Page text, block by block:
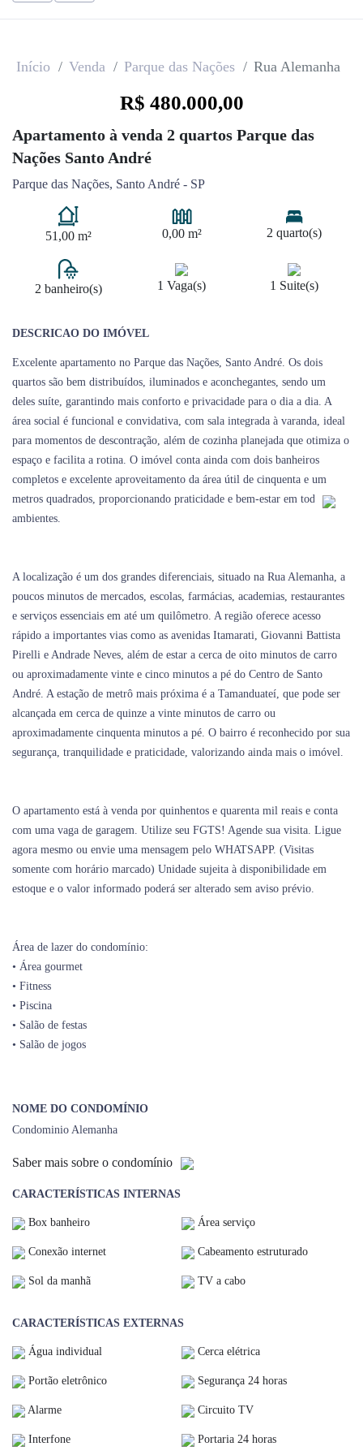
Início Venda Parque das Nações Rua Alemanha
R$ 480.000,00
Apartamento à venda 2 quartos Parque das
Nações Santo André
Parque das Nações, Santo André - SP
51,00 m² 0,00 m² 2 quarto(s)
2 banheiro(s) 1 Vaga(s) 1 Suite(s)
DESCRICAO DO IMÓVEL
Excelente apartamento no Parque das Nações, Santo André. Os dois
quartos são bem distribuídos, iluminados e aconchegantes, sendo um
deles suíte, garantindo mais conforto e privacidade para o dia a dia. A
área social é funcional e convidativa, com sala integrada à varanda, ideal
para momentos de descontração, além de cozinha planejada que otimiza o
espaço e facilita a rotina. O imóvel conta ainda com dois banheiros
completos e excelente aproveitamento da área útil de cinquenta e um
metros quadrados, proporcionando praticidade e bem-estar em todos os
ambientes.
A localização é um dos grandes diferenciais, situado na Rua Alemanha, a
poucos minutos de mercados, escolas, farmácias, academias, restaurantes
e serviços essenciais em até um quilômetro. A região oferece acesso
rápido a importantes vias como as avenidas Itamarati, Giovanni Battista
Pirelli e Andrade Neves, além de estar a cerca de oito minutos de carro
ou aproximadamente vinte e cinco minutos a pé do Centro de Santo
André. A estação de metrô mais próxima é a Tamanduateí, que pode ser
alcançada em cerca de quinze a vinte minutos de carro ou
aproximadamente cinquenta minutos a pé. O bairro é reconhecido por sua
segurança, tranquilidade e praticidade, valorizando ainda mais o imóvel.
O apartamento está à venda por quinhentos e quarenta mil reais e conta
com uma vaga de garagem. Utilize seu FGTS! Agende sua visita. Ligue
agora mesmo ou envie uma mensagem pelo WHATSAPP. (Visitas
somente com horário marcado) Unidade sujeita à disponibilidade em
estoque e o valor informado poderá ser alterado sem aviso prévio.
Área de lazer do condomínio:
• Área gourmet
• Fitness
• Piscina
• Salão de festas
• Salão de jogos
NOME DO CONDOMÍNIO
Condominio Alemanha
Saber mais sobre o condomínio
CARACTERÍSTICAS INTERNAS
Box banheiro Área serviço
Conexão internet Cabeamento estruturado
Sol da manhã TV a cabo
CARACTERÍSTICAS EXTERNAS
Água individual Cerca elétrica
Portão eletrônico Segurança 24 horas
Alarme Circuito TV
Interfone Portaria 24 horas